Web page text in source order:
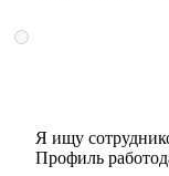
Я ищу
Профиль